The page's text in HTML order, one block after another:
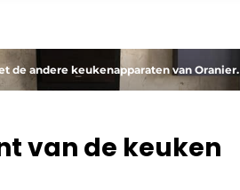
de andere keukenapparaten van Oranier.
van de keuken